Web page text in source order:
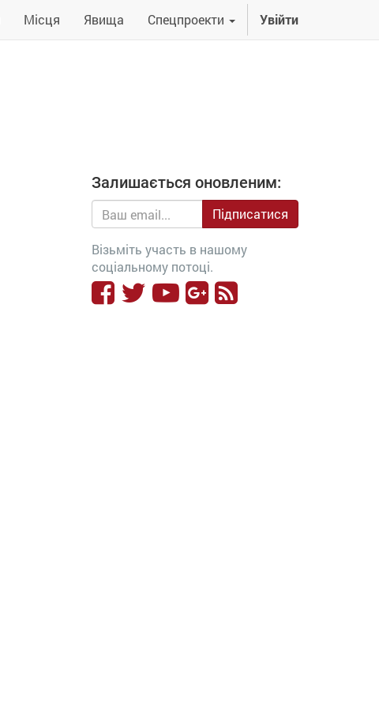
Місця Явища Спецпроекти Увійти
Залишається оновленим:
Підписатися
Візьміть участь в нашому
соціальному потоці.